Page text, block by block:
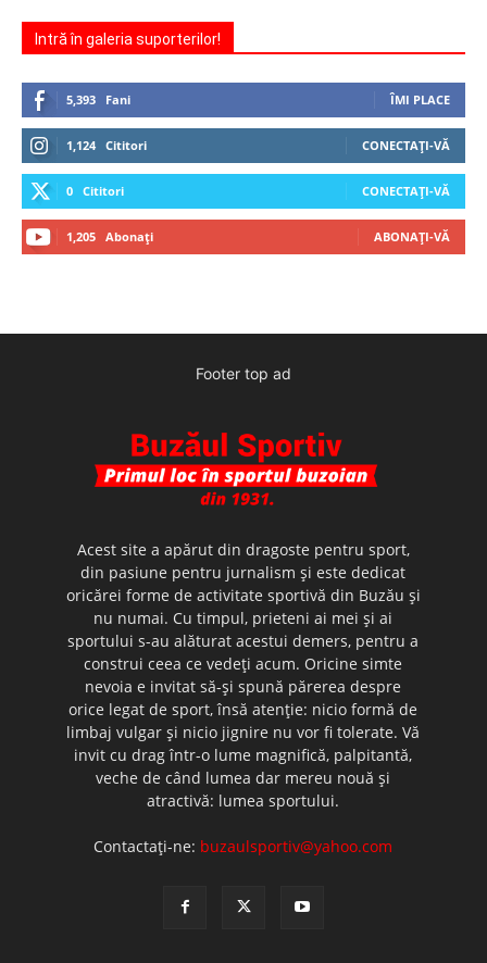
Intră în galeria suporterilor!
5,393 Fani ÎMI PLACE
1,124 Cititori CONECTAȚI-VĂ
0 Cititori CONECTAȚI-VĂ
1,205 Abonați ABONAȚI-VĂ
Footer top ad
Acest site a apărut din dragoste pentru sport,
din pasiune pentru jurnalism şi este dedicat
oricărei forme de activitate sportivă din Buzău şi
nu numai. Cu timpul, prieteni ai mei şi ai
sportului s-au alăturat acestui demers, pentru a
construi ceea ce vedeţi acum. Oricine simte
nevoia e invitat să-şi spună părerea despre
orice legat de sport, însă atenţie: nicio formă de
limbaj vulgar şi nicio jignire nu vor fi tolerate. Vă
invit cu drag într-o lume magnifică, palpitantă,
veche de când lumea dar mereu nouă şi
atractivă: lumea sportului.
Contactați-ne: buzaulsportiv@yahoo.com